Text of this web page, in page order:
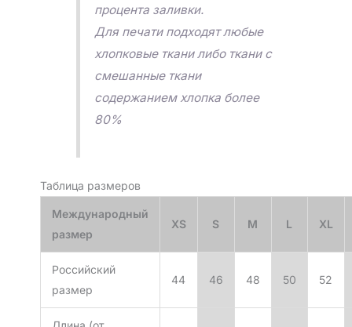
процента заливки.
Для печати подходят любые
хлопковые ткани либо ткани с
смешанные ткани
содержанием хлопка более
80%
Таблица размеров
Международный
размер
XS S M L XL
Российский
размер
44 46 48 50 52